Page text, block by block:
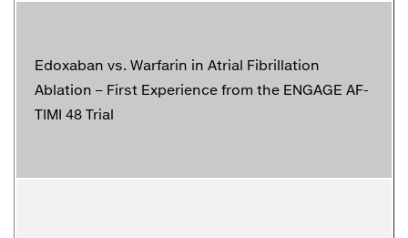
Edoxaban vs. Warfarin in Atrial Fibrillation
Ablation – First Experience from the ENGAGE AF-
TIMI 48 Trial